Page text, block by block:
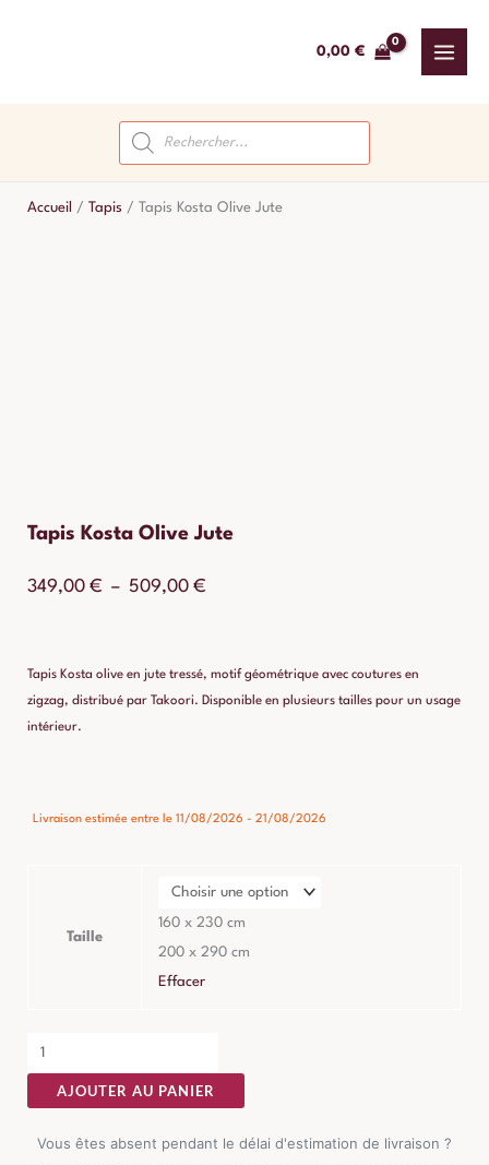
0,00 €
Recherche
de
produits
Accueil / Tapis / Tapis Kosta Olive Jute
Tapis Kosta Olive Jute
349,00 € – 509,00 €
349,00 €
Tapis Kosta olive en jute tressé, motif géométrique avec coutures en
zigzag, distribué par Takoori. Disponible en plusieurs tailles pour un usage
intérieur.
Livraison estimée entre le 11/08/2026 - 21/08/2026
Taille
160 x 230 cm
200 x 290 cm
Effacer
AJOUTER AU PANIER
Vous êtes absent pendant le délai d'estimation de livraison ?